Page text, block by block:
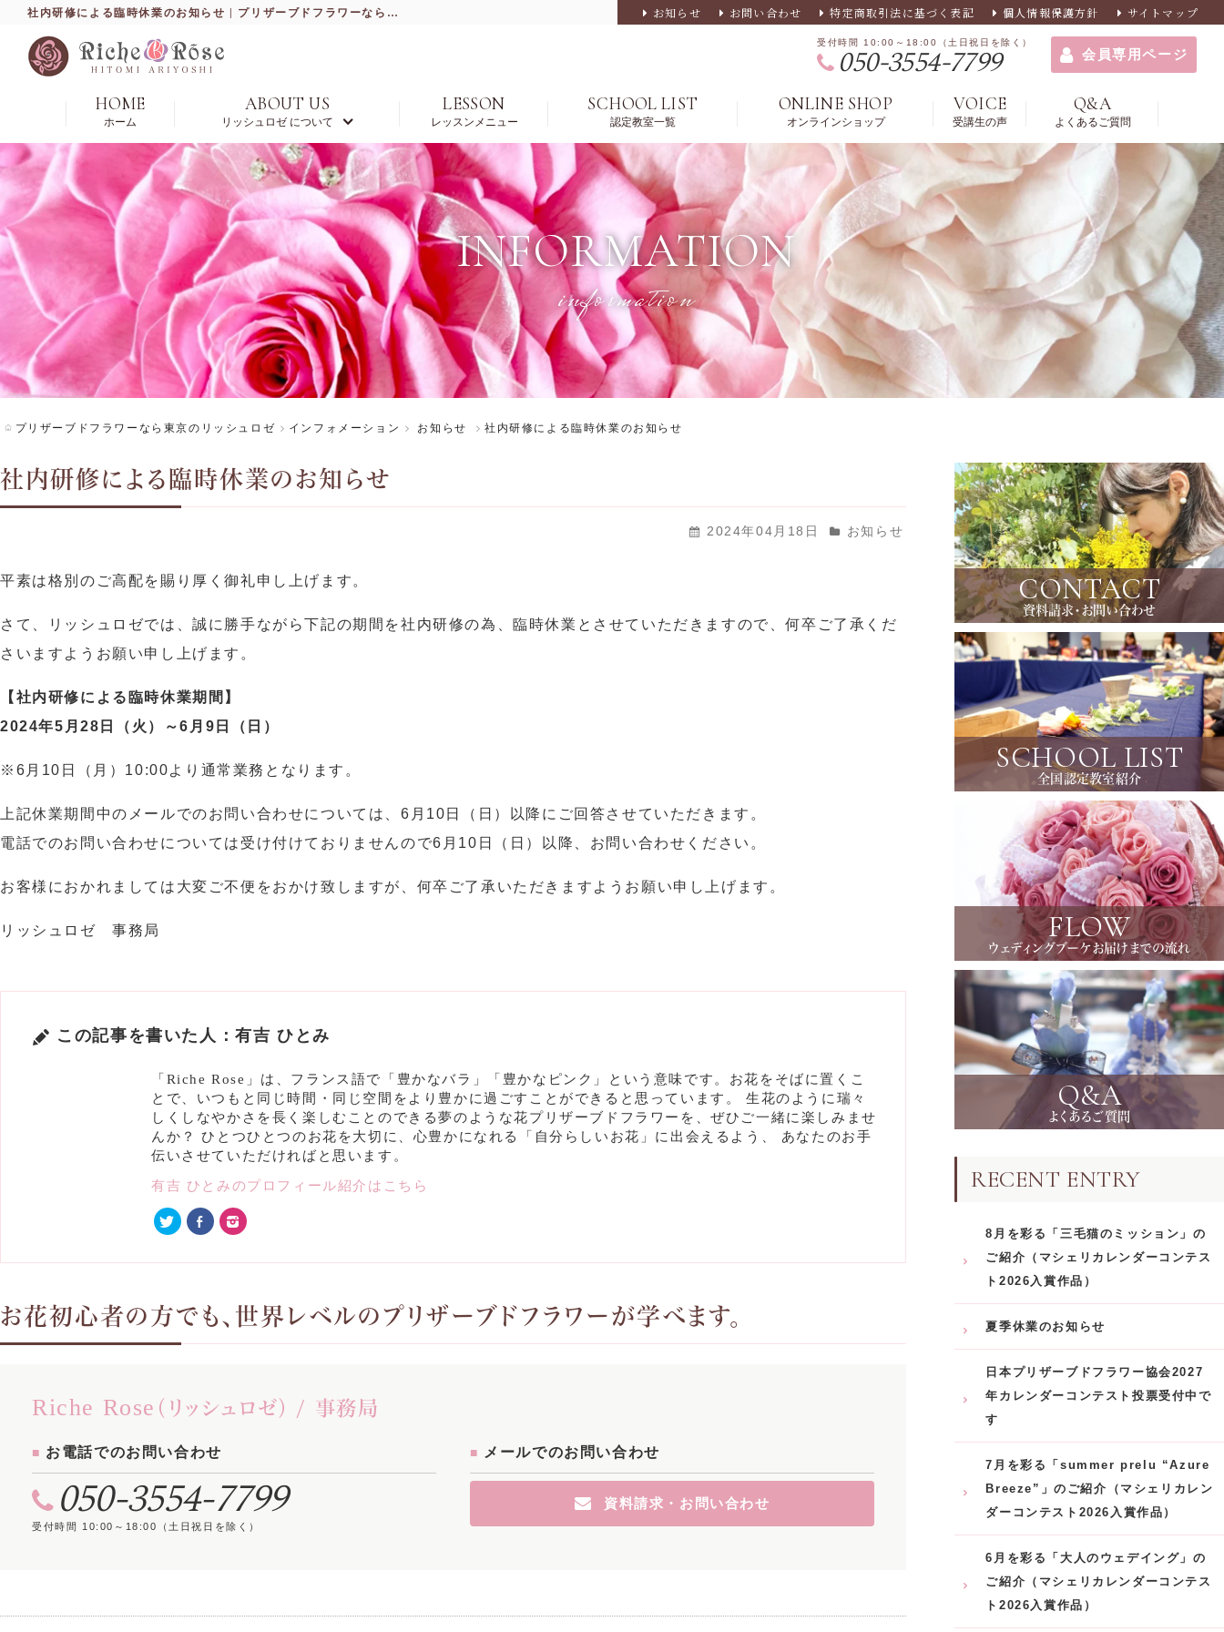
社内研修による臨時休業のお知らせ | プリザーブドフラワーなら東京のリッシュロゼ お知らせ お問い合わせ 特定商取引法に基づく表記 個人情報保護方針 サイトマップ
受付時間 10:00～18:00（土日祝日を除く）
050-3554-7799 会員専用ページ
HOME
ホーム
ABOUT US
リッシュロゼ について
東京サロン
福岡サロン
熊本サロン
写真ギャラリー
LESSON
レッスンメニュー
SCHOOL LIST
認定教室一覧
ONLINE SHOP
オンラインショップ
VOICE
受講生の声
Q&A
よくあるご質問
INFORMATION
information
プリザーブドフラワーなら東京のリッシュロゼ インフォメーション お知らせ 社内研修による臨時休業のお知らせ
社内研修による臨時休業のお知らせ
2024年04月18日 お知らせ
平素は格別のご高配を賜り厚く御礼申し上げます。
さて、 リッシュロゼでは、誠に勝手ながら下記の期間を社内研修の為、臨時休業とさせていただきますので、何卒ご了承くだ
さいますようお願い申し上げます。
【社内研修による臨時休業期間】
2024年5月28日（火）～6月9日（日）
※6月10日（月）10:00より通常業務となります。
上記休業期間中のメールでのお問い合わせについては、6月10日（日）以降にご回答させていただきます。
電話でのお問い合わせについては受け付けておりませんので6月10日（日）以降、お問い合わせください。
お客様におかれましては大変ご不便をおかけ致しますが、何卒ご了承いただきますようお願い申し上げます。
リッシュロゼ 事務局
この記事を書いた人：有吉 ひとみ
「Riche Rose」は、フランス語で「豊かなバラ」「豊かなピンク」という意味です。お花をそばに置くこ
とで、いつもと同じ時間・同じ空間をより豊かに過ごすことができると思っています。 生花のように瑞々
しくしなやかさを長く楽しむことのできる夢のような花プリザーブドフラワーを、ぜひご一緒に楽しみませ
んか？ ひとつひとつのお花を大切に、心豊かになれる「自分らしいお花」に出会えるよう、 あなたのお手
伝いさせていただければと思います。
有吉 ひとみのプロフィール紹介はこちら
お花初心者の方でも、世界レベルのプリザーブドフラワーが学べます。
Riche Rose （リッシュロゼ） / 事務局
お電話でのお問い合わせ
050-3554-7799
受付時間 10:00～18:00（土日祝日を除く）
メールでのお問い合わせ
資料請求・お問い合わせ
CONTACT
資料請求・お問い合わせ
SCHOOL LIST
全国認定教室紹介
FLOW
ウェディングブーケお届けまでの流れ
Q&A
よくあるご質問
RECENT ENTRY
8月を彩る「三毛猫のミッション」の
ご紹介（マシェリカレンダーコンテス
ト2026入賞作品）
夏季休業のお知らせ
日本プリザーブドフラワー協会2027
年カレンダーコンテスト投票受付中で
す
7月を彩る「summer prelu “Azure
Breeze”」のご紹介（マシェリカレン
ダーコンテスト2026入賞作品）
6月を彩る「大人のウェデイング」の
ご紹介（マシェリカレンダーコンテス
ト2026入賞作品）